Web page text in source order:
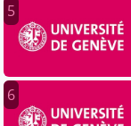
5
6